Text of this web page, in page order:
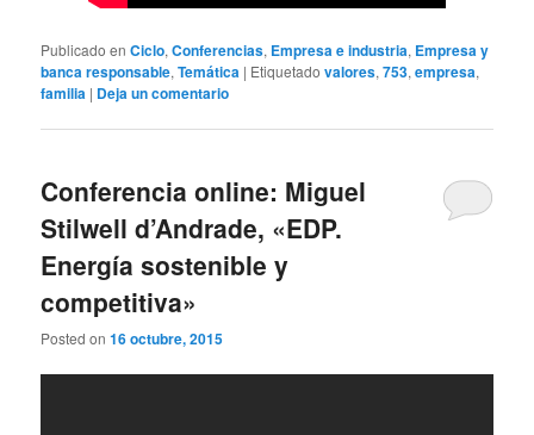
Publicado en Ciclo,Conferencias, Empresa e industria, Empresa y
banca responsable,Temática | Etiquetado valores,753,empresa,
familia | Deja un comentario
Conferencia online: Miguel
Stilwell d’Andrade, «EDP.
Energía sostenible y
competitiva»
Posted on16 octubre, 2015